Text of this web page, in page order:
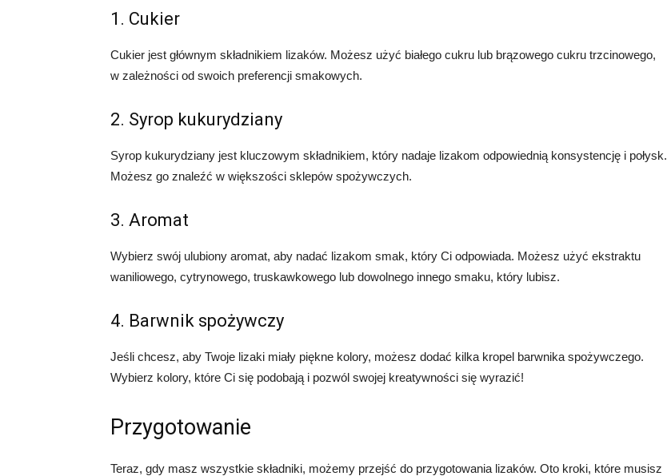
1. Cukier
Cukier jest głównym składnikiem lizaków. Możesz użyć białego cukru lub brązowego cukru trzcinowego,
w zależności od swoich preferencji smakowych.
2. Syrop kukurydziany
Syrop kukurydziany jest kluczowym składnikiem, który nadaje lizakom odpowiednią konsystencję i połysk.
Możesz go znaleźć w większości sklepów spożywczych.
3. Aromat
Wybierz swój ulubiony aromat, aby nadać lizakom smak, który Ci odpowiada. Możesz użyć ekstraktu
waniliowego, cytrynowego, truskawkowego lub dowolnego innego smaku, który lubisz.
4. Barwnik spożywczy
Jeśli chcesz, aby Twoje lizaki miały piękne kolory, możesz dodać kilka kropel barwnika spożywczego.
Wybierz kolory, które Ci się podobają i pozwól swojej kreatywności się wyrazić!
Przygotowanie
Teraz, gdy masz wszystkie składniki, możemy przejść do przygotowania lizaków. Oto kroki, które musisz